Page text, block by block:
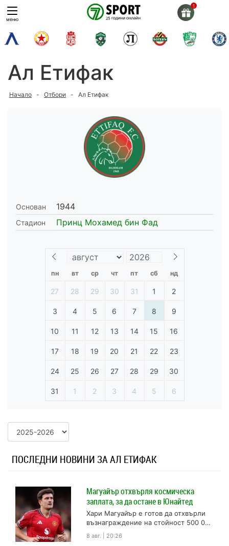
Skip
to
content
меню
Ал Етифак
Начало - Отбори - Ал Етифак
Основан 1944
Стадион Принц Мохамед бин Фад
пн вт ср чт пт сб нд
27 28 29 30 31 1 2
3 4 5 6 7 8 9
10 11 12 13 14 15 16
17 18 19 20 21 22 23
24 25 26 27 28 29 30
31 1 2 3 4 5 6
ПОСЛЕДНИ НОВИНИ ЗА АЛ ЕТИФАК
Магуайър отхвърля космическа
заплата, за да остане в Юнайтед
Хари Магуайър е готов да отхвърли
възнаграждение на стойност 500 000
паунда на седмица от Саудитска
Арабия, за да остане играч...
8 авг. | 20:26